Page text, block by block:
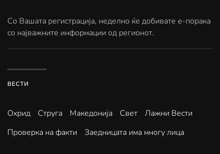
Со Вашата регистрација, неделно ќе добивате е-порака
со најважните информации од регионот.
ВЕСТИ
Охрид Струга Македонија Свет
Лажни Вести
Проверка на факти
Заедницата има многу лица